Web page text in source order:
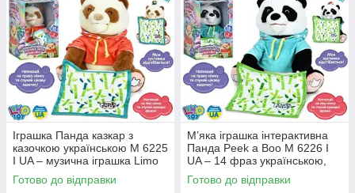
Іграшка Панда казкар з
казочкою українською M 6225
I UA – музична іграшка Limo
Toy 27 см, ідеальний
подарунок
Готово до відправки
М’яка іграшка інтерактивна
Панда Peek a Boo M 6226 I
UA – 14 фраз українською,
грає в хованки
Готово до відправки